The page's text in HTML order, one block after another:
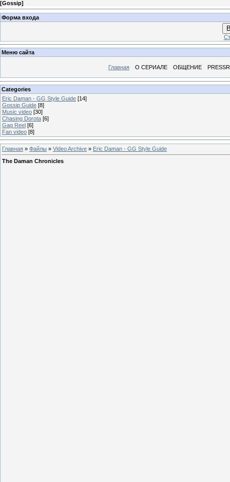
[Gossip]
Форма входа
Меню сайта
Главная О СЕРИАЛЕ ОБЩЕНИЕ
Categories
Eric Daman - GG Style Guide [14]
Gossip Guide [8]
Music video [30]
Chasing Dorota [6]
Gag Reel [6]
Fan video [8]
Главная » Файлы » Video Archive » Eric Daman - GG Style Guide
The Daman Chronicles